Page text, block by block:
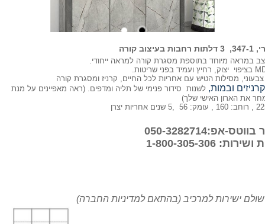
במראה מיוחד בתוספת מסגרת קורה למראה ייחודי.
צבעוני, מסילות הטיש עם אחריות לכל החיים, קרניז ומסגרת קורה
ובמות, לשנות סידור פנימי של תליה ומדפים. (ראה מאפיינים על מנת
את הארון האישי שלך)
אפ:050-3282714
1-800-305-306
ישירות למרכיב (בהתאם למדיניות החברה)